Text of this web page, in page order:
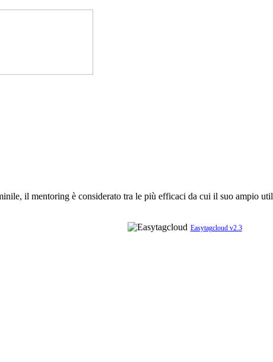
il mentoring è considerato tra le più efficaci da cui il suo ampio
Easytagcloud v2.3